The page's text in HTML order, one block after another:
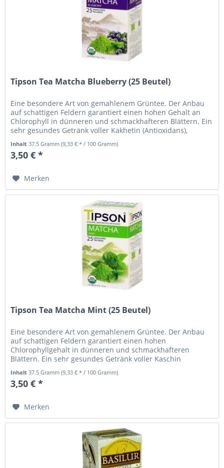
Tipson Tea Matcha Blueberry (25 Beutel)
Eine besondere Art von gemahlenem Grüntee. Der Anbau
auf schattigen Feldern garantiert einen hohen Gehalt an
Chlorophyll in dünneren und schmackhafteren Blättern. Ein
sehr gesundes Getränk voller Kakhetin (Antioxidans),
Inhalt 37.5 Gramm(9,33 € * / 100 Gramm)
3,50 € *
Merken
Tipson Tea Matcha Mint (25 Beutel)
Eine besondere Art von gemahlenem Grüntee. Der Anbau
auf schattigen Feldern garantiert einen hohen
Chlorophyllgehalt in dünneren und schmackhafteren
Blättern. Ein sehr gesundes Getränk voller Kaschin
Inhalt 37.5 Gramm(9,33 € * / 100 Gramm)
3,50 € *
Merken